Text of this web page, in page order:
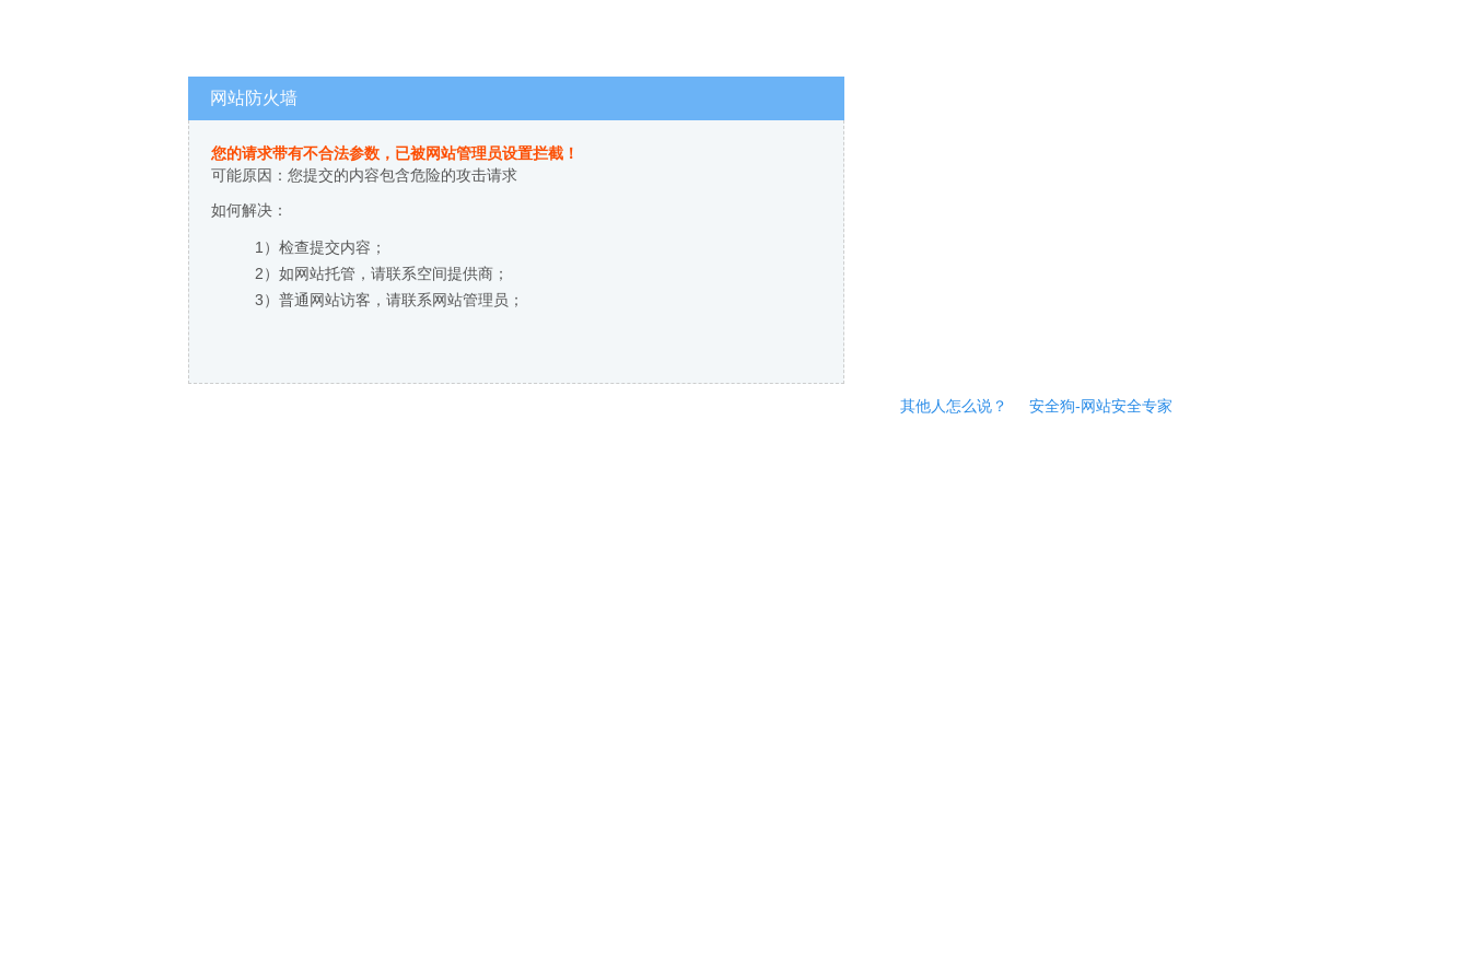
网站防火墙
您的请求带有不合法参数，已被网站管理员设置拦截！
可能原因：您提交的内容包含危险的攻击请求
如何解决：
1）检查提交内容；
2）如网站托管，请联系空间提供商；
3）普通网站访客，请联系网站管理员；
其他人怎么说？ 安全狗-网站安全专家